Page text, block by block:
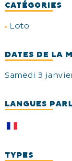
CATÉGORIES
Loto
DATES DE LA
Samedi 3
LANGUES
TYPES